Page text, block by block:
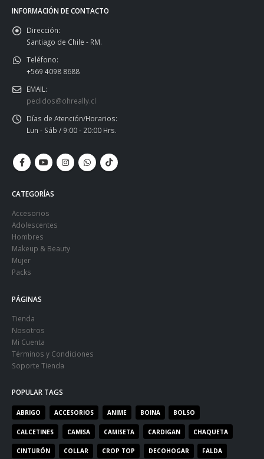
INFORMACIÓN DE CONTACTO
Dirección:
Santiago de Chile - RM.
Teléfono:
+569 4098 8688
EMAIL:
pedidos@ohreally.cl
Días de Atención/Horarios:
Lun - Sáb / 9:00 - 20:00 Hrs.
CATEGORÍAS
Accesorios
Adolescentes
Hombres
Makeup & Beauty
Mujer
Packs
PÁGINAS
Tienda
Nosotros
Mi Cuenta
Términos y Condiciones
Soporte Tienda
POPULAR TAGS
ABRIGO ACCESORIOS ANIME BOINA BOLSO
CALCETINES CAMISA CAMISETA CARDIGAN CHAQUETA
CINTURÓN COLLAR CROP TOP DECOHOGAR FALDA